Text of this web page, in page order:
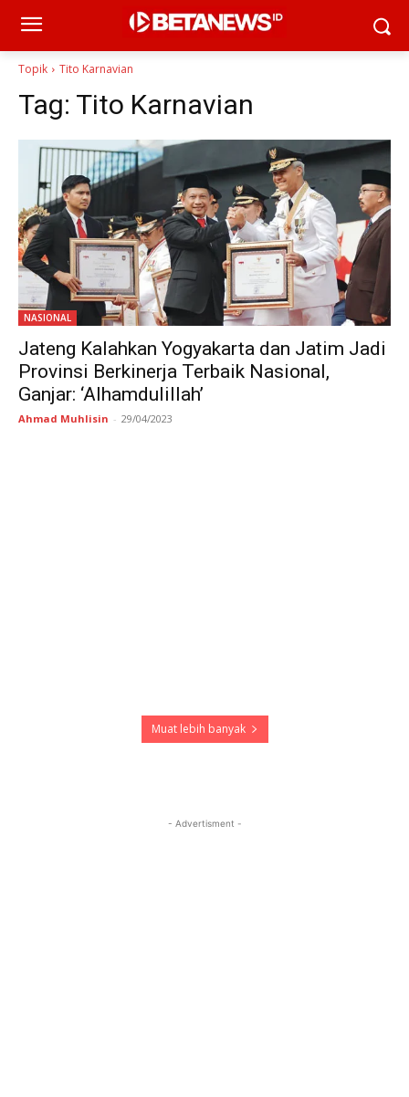
Topik Tito Karnavian
Tag: Tito Karnavian
NASIONAL
Jateng Kalahkan Yogyakarta dan Jatim Jadi
Provinsi Berkinerja Terbaik Nasional,
Ganjar: ‘Alhamdulillah’
Ahmad Muhlisin - 29/04/2023
Muat lebih banyak
- Advertisment -